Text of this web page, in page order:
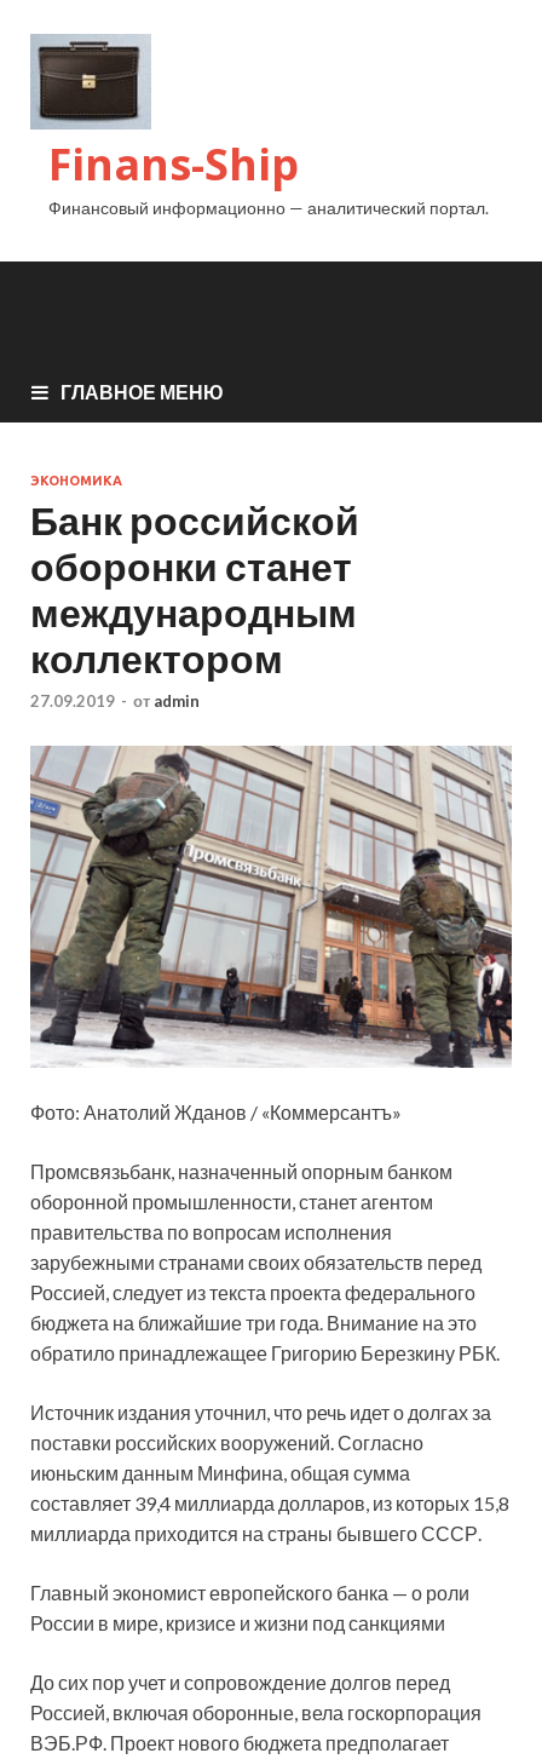
Finans-Ship
Финансовый информационно — аналитический портал.
ГЛАВНОЕ МЕНЮ
ЭКОНОМИКА
Банк российской
оборонки станет
международным
коллектором
27.09.2019 - от admin
Фото: Анатолий Жданов / «Коммерсантъ»
Промсвязьбанк, назначенный опорным банком
оборонной промышленности, станет агентом
правительства по вопросам исполнения
зарубежными странами своих обязательств перед
Россией, следует из текста проекта федерального
бюджета на ближайшие три года. Внимание на это
обратило принадлежащее Григорию Березкину РБК.
Источник издания уточнил, что речь идет о долгах за
поставки российских вооружений. Согласно
июньским данным Минфина, общая сумма
составляет 39,4 миллиарда долларов, из которых 15,8
миллиарда приходится на страны бывшего СССР.
Главный экономист европейского банка — о роли
России в мире, кризисе и жизни под санкциями
До сих пор учет и сопровождение долгов перед
Россией, включая оборонные, вела госкорпорация
ВЭБ.РФ. Проект нового бюджета предполагает